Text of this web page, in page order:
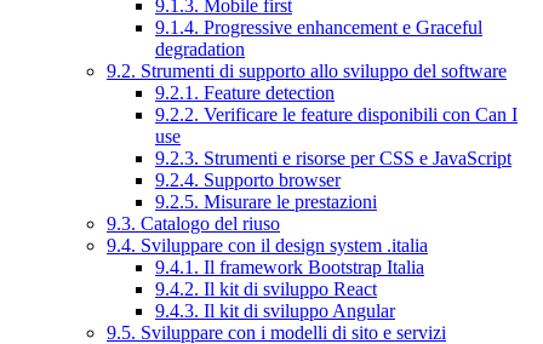
9.1.3. Mobile first
9.1.4. Progressive enhancement e Graceful
degradation
9.2. Strumenti di supporto allo sviluppo del software
9.2.1. Feature detection
9.2.2. Verificare le feature disponibili con Can I
use
9.2.3. Strumenti e risorse per CSS e JavaScript
9.2.4. Supporto browser
9.2.5. Misurare le prestazioni
9.3. Catalogo del riuso
9.4. Sviluppare con il design system .italia
9.4.1. Il framework Bootstrap Italia
9.4.2. Il kit di sviluppo React
9.4.3. Il kit di sviluppo Angular
9.5. Sviluppare con i modelli di sito e servizi